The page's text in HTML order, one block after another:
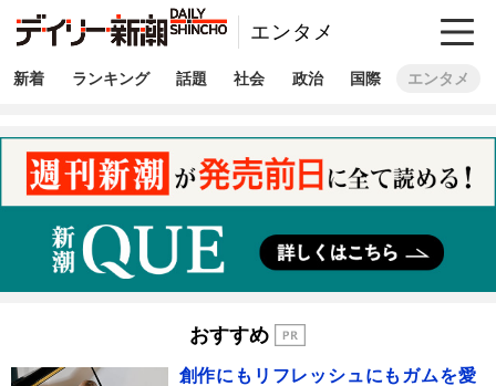
エンタメ
新着 ランキング 話題 社会 政治 国際 エンタメ
おすすめ
創作にもリフレッシュにもガムを愛